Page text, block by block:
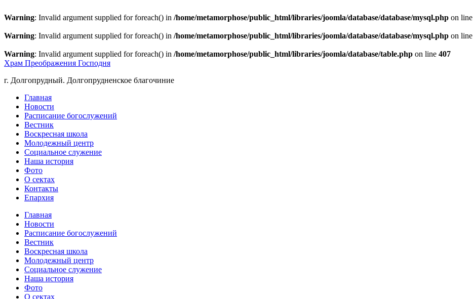
Warning: Invalid argument supplied for foreach() in /home/metamorphose/public_html/libraries/joomla/database/database/mysql.php on line
Warning: Invalid argument supplied for foreach() in /home/metamorphose/public_html/libraries/joomla/database/database/mysql.php on line
Warning: Invalid argument supplied for foreach() in /home/metamorphose/public_html/libraries/joomla/database/table.php on line 407
Храм Преображения Господня
г. Долгопрудный. Долгопрудненское благочиние
Главная
Новости
Расписание богослужений
Вестник
Воскресная школа
Молодежный центр
Социальное служение
Наша история
Фото
О сектах
Контакты
Епархия
Главная
Новости
Расписание богослужений
Вестник
Воскресная школа
Молодежный центр
Социальное служение
Наша история
Фото
О сектах